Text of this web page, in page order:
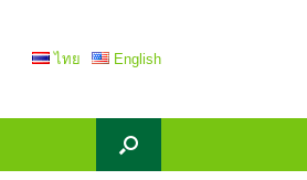
ไทย English